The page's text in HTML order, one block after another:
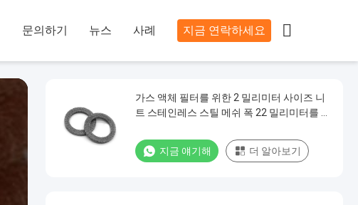
문의하기 뉴스 사례 지금 연락하세요 
가스 액체 필터를 위한 2 밀리미터 사이즈 니
트 스테인레스 스틸 메쉬 폭 22 밀리미터를 의
지금 얘기해 더 알아보기